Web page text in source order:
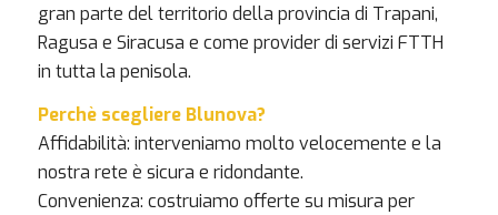
gran parte del territorio della provincia di Trapani,
Ragusa e Siracusa e come provider di servizi FTTH
in tutta la penisola.
Perchè scegliere Blunova?
Affidabilità: interveniamo molto velocemente e la
nostra rete è sicura e ridondante.
Convenienza: costruiamo offerte su misura per